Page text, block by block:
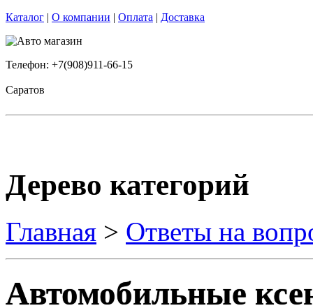
Каталог | О компании | Оплата | Доставка
Телефон: +7(908)911-66-15
Саратов
Дерево категорий
Главная > Ответы на
Автомобильные